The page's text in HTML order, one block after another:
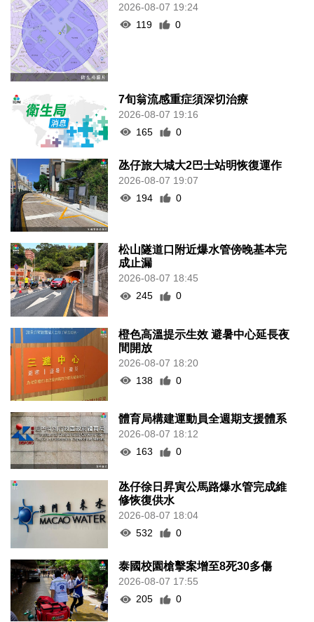
2026-08-07 19:24
119
0
7旬翁流感重症須深切治療
2026-08-07 19:16
165
0
氹仔旅大城大2巴士站明恢復運作
2026-08-07 19:07
194
0
松山隧道口附近爆水管傍晚基本完
成止漏
2026-08-07 18:45
245
0
橙色高溫提示生效 避暑中心延長夜
間開放
2026-08-07 18:20
138
0
體育局構建運動員全週期支援體系
2026-08-07 18:12
163
0
氹仔徐日昇寅公馬路爆水管完成維
修恢復供水
2026-08-07 18:04
532
0
泰國校園槍擊案增至8死30多傷
2026-08-07 17:55
205
0